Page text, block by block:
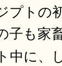
プトの
子も家
中に、